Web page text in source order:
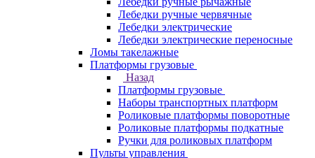
Лебедки ручные червячные
Лебедки электрические
Лебедки электрические переносные
Ломы такелажные
Платформы грузовые
Назад
Платформы грузовые
Наборы транспортных платформ
Роликовые платформы поворотные
Роликовые платформы подкатные
Ручки для роликовых платформ
Пульты управления